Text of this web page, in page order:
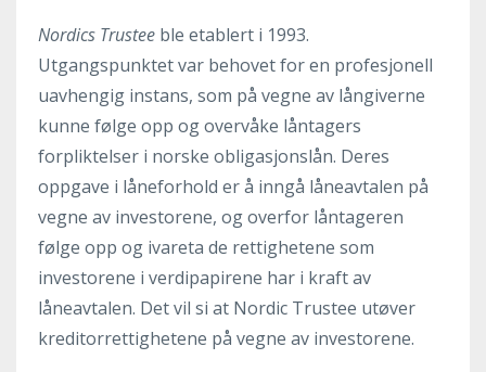
Nordics Trustee ble etablert i 1993.
Utgangspunktet var behovet for en profesjonell
uavhengig instans, som på vegne av långiverne
kunne følge opp og overvåke låntagers
forpliktelser i norske obligasjonslån. Deres
oppgave i låneforhold er å inngå låneavtalen på
vegne av investorene, og overfor låntageren
følge opp og ivareta de rettighetene som
investorene i verdipapirene har i kraft av
låneavtalen. Det vil si at Nordic Trustee utøver
kreditorrettighetene på vegne av investorene.